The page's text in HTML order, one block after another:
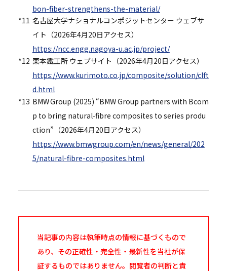
bon-fiber-strengthens-the-material/
*11 名古屋大学ナショナルコンポジットセンター ウェブサ
イト（2026年4月20日アクセス）
https://ncc.engg.nagoya-u.ac.jp/project/
*12 栗本鐵工所 ウェブサイト（2026年4月20日アクセス）
https://www.kurimoto.co.jp/composite/solution/clft
d.html
*13 BMW Group (2025) “BMW Group partners with Bcom
p to bring natural‑fibre composites to series produ
ction”（2026年4月20日アクセス）
https://www.bmwgroup.com/en/news/general/202
5/natural-fibre-composites.html
当記事の内容は執筆時点の情報に基づくもので
あり、その正確性・完全性・最新性を当社が保
証するものではありません。閲覧者の判断と責